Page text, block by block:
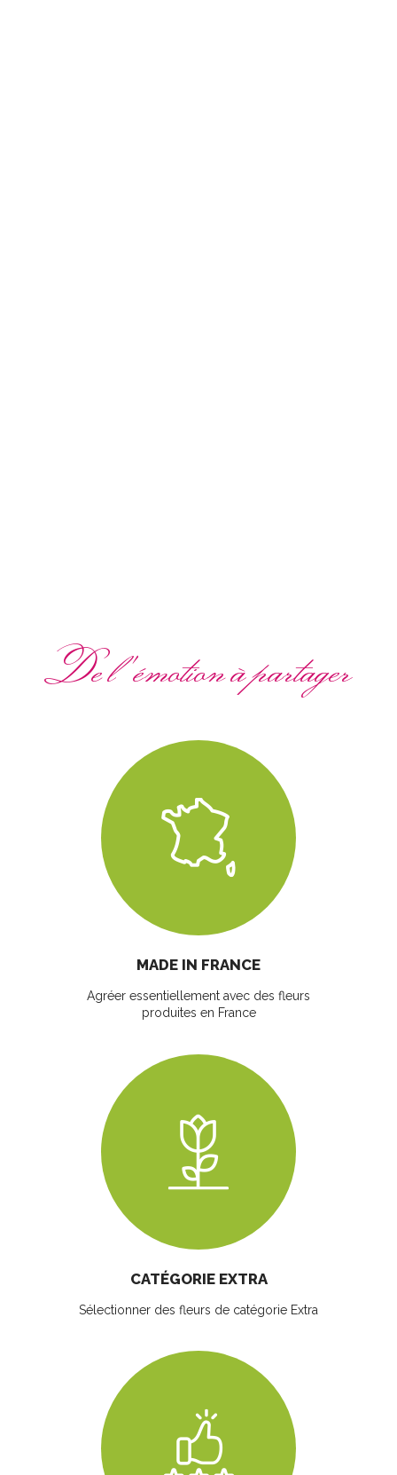
De l'émotion à partager
MADE IN FRANCE
Agréer essentiellement avec des fleurs
produites en France
CATÉGORIE EXTRA
Sélectionner des fleurs de catégorie Extra